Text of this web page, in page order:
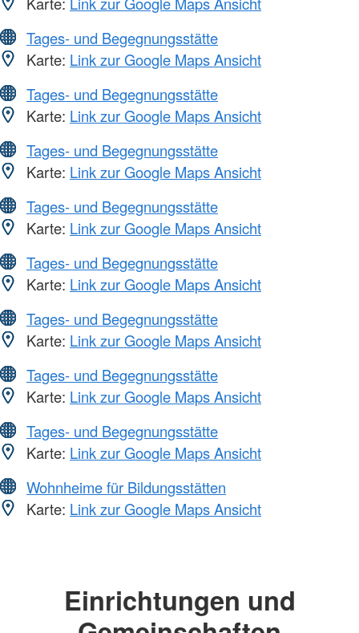
Tages- und Begegnungsstätte
Karte: Link zur Google Maps Ansicht
Tages- und Begegnungsstätte
Karte: Link zur Google Maps Ansicht
Tages- und Begegnungsstätte
Karte: Link zur Google Maps Ansicht
Tages- und Begegnungsstätte
Karte: Link zur Google Maps Ansicht
Tages- und Begegnungsstätte
Karte: Link zur Google Maps Ansicht
Tages- und Begegnungsstätte
Karte: Link zur Google Maps Ansicht
Tages- und Begegnungsstätte
Karte: Link zur Google Maps Ansicht
Tages- und Begegnungsstätte
Karte: Link zur Google Maps Ansicht
Wohnheime für Bildungsstätten
Karte: Link zur Google Maps Ansicht
Einrichtungen und